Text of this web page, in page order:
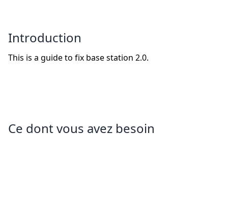
Introduction
This is a guide to fix base station 2.0.
Ce dont vous avez besoin